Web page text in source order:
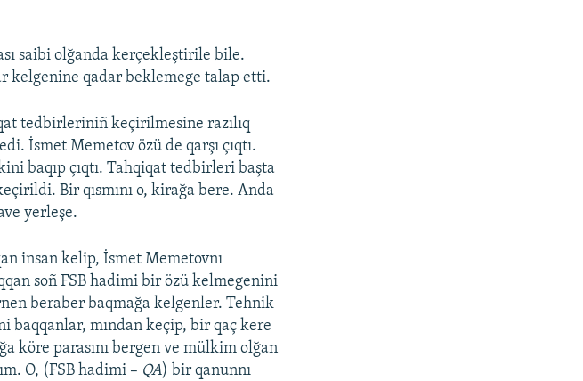
saibi olğanda kerçekleştirile bile.
kelgenine qadar beklemege talap etti.
tedbirleriniñ keçirilmesine razılıq
İsmet Memetov özü de qarşı çıqtı.
baqıp çıqtı. Tahqiqat tedbirleri başta
Bir qısmını o, kirağa bere. Anda
yerleşe.
insan kelip, İsmet Memetovnı
soñ FSB hadimi bir özü kelmegenini
beraber baqmağa kelgenler. Tehnik
baqqanlar, mından keçip, bir qaç kere
köre parasını bergen ve mülkim olğan
O, (FSB hadimi – QA) bir qanunnı